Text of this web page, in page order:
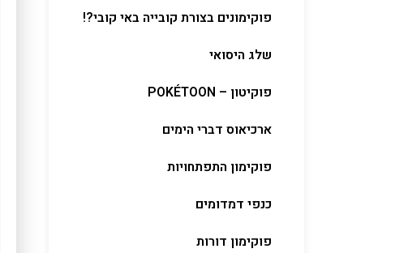
פוקימונים בצורת קובייה באי קובי?!
שלג היסואי
פוקיטון – POKÉTOON
ארכיאוס דברי הימים
פוקימון התפתחויות
כנפי דמדומים
פוקימון דורות